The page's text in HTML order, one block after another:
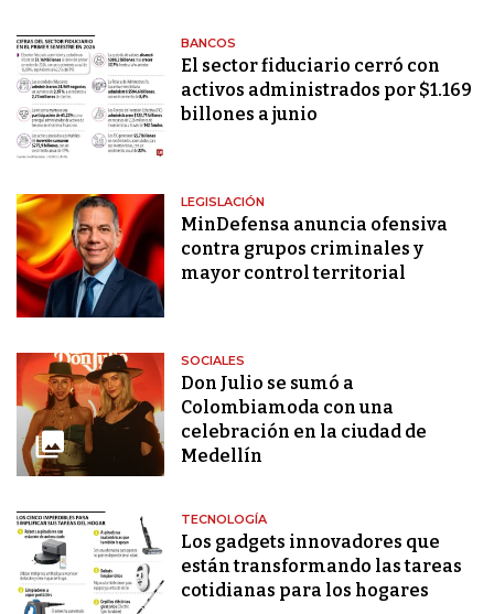
BANCOS
El sector fiduciario cerró con
activos administrados por $1.169
billones a junio
LEGISLACIÓN
MinDefensa anuncia ofensiva
contra grupos criminales y
mayor control territorial
SOCIALES
Don Julio se sumó a
Colombiamoda con una
celebración en la ciudad de
Medellín
TECNOLOGÍA
Los gadgets innovadores que
están transformando las tareas
cotidianas para los hogares